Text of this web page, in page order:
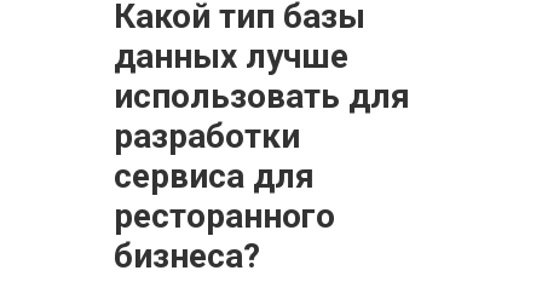
Какой тип базы
данных лучше
использовать для
разработки
сервиса для
ресторанного
бизнеса?